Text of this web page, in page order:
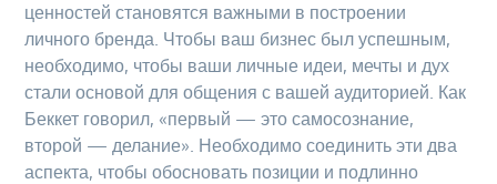
ценностей становятся важными в построении
личного бренда. Чтобы ваш бизнес был успешным,
необходимо, чтобы ваши личные идеи, мечты и дух
стали основой для общения с вашей аудиторией. Как
Беккет говорил, «первый — это самосознание,
второй — делание». Необходимо соединить эти два
аспекта, чтобы обосновать позиции и подлинно